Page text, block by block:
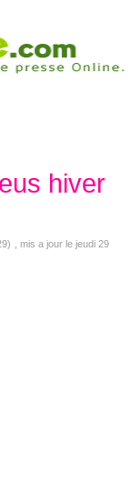
hiver
, mis a jour le jeudi 29